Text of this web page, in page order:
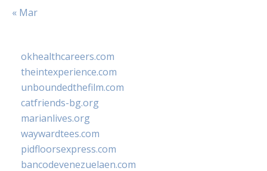
« Mar
okhealthcareers.com
theintexperience.com
unboundedthefilm.com
catfriends-bg.org
marianlives.org
waywardtees.com
pidfloorsexpress.com
bancodevenezuelaen.com